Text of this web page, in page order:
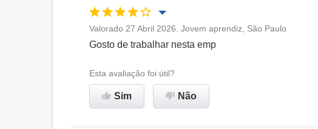
Oportunidade de promoção
Ambiente de trabalho
Recomenda esta empresa
Valorado 27 Abril 2026. Jovem aprendiz, São Paulo
Gosto de trabalhar nesta emp
Esta avaliação foi útil?
Sim Não